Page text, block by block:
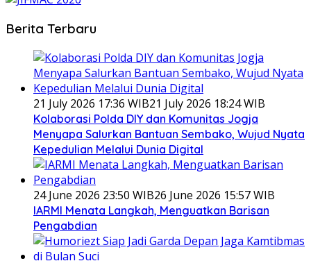
Berita Terbaru
21 July 2026 17:36 WIB21 July 2026 18:24 WIB
Kolaborasi Polda DIY dan Komunitas Jogja
Menyapa Salurkan Bantuan Sembako, Wujud Nyata
Kepedulian Melalui Dunia Digital
24 June 2026 23:50 WIB26 June 2026 15:57 WIB
IARMI Menata Langkah, Menguatkan Barisan
Pengabdian